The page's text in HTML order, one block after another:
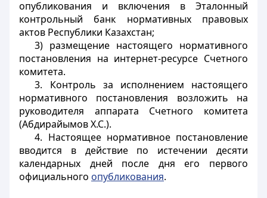
опубликования и включения в Эталонный
контрольный банк нормативных правовых
актов Республики Казахстан;
3) размещение настоящего нормативного
постановления на интернет-ресурсе Счетного
комитета.
3. Контроль за исполнением настоящего
нормативного постановления возложить на
руководителя аппарата Счетного комитета
(Абдирайымов Х.С.).
4. Настоящее нормативное постановление
вводится в действие по истечении десяти
календарных дней после дня его первого
официального опубликования.